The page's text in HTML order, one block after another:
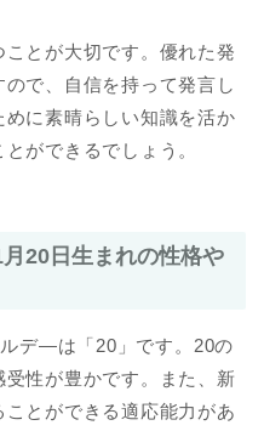
とが大切です。優れた発
で、自信を持って発言し
に素晴らしい知識を活か
ができるでしょう。
20日生まれの性格や
デ―は「20」です。20の
性が豊かです。また、新
とができる適応能力があ